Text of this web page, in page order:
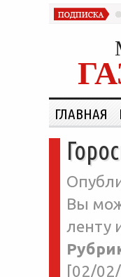
ГЛАВНАЯ
Вы
ленту
[02/